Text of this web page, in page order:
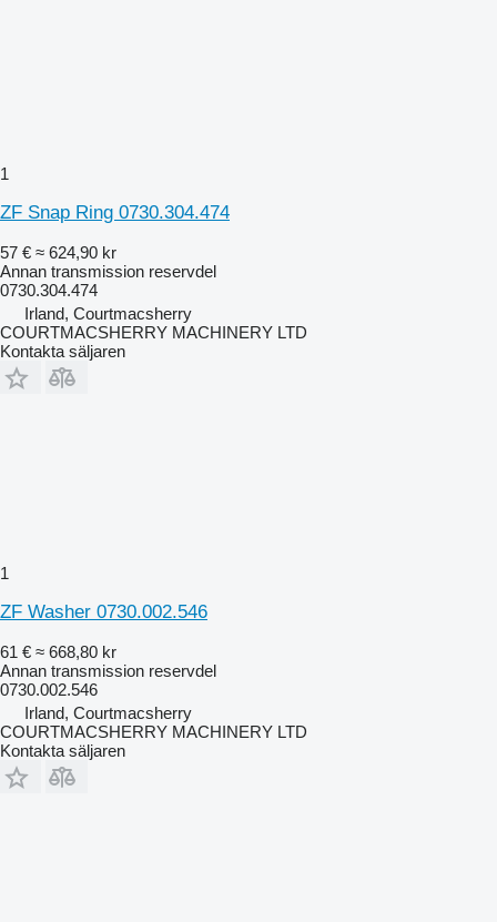
1
ZF Snap Ring 0730.304.474
57 € ≈ 624,90 kr
Annan transmission reservdel
0730.304.474
Irland, Courtmacsherry
COURTMACSHERRY MACHINERY LTD
Kontakta säljaren
1
ZF Washer 0730.002.546
61 € ≈ 668,80 kr
Annan transmission reservdel
0730.002.546
Irland, Courtmacsherry
COURTMACSHERRY MACHINERY LTD
Kontakta säljaren